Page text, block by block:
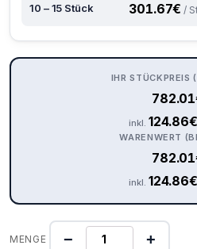
10 – 15 Stück 301.67€ /
IHR STÜCKPREIS
782.01
inkl. 124.86€
WARENWERT
782.01
inkl. 124.86€
MENGE − +